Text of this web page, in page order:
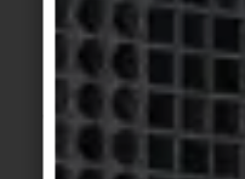
Je suis
Formule de politesse *